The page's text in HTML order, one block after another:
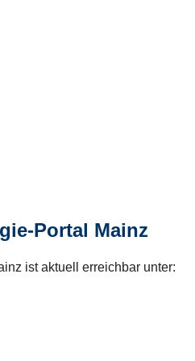
Portal Mainz
ist aktuell erreichbar unter: